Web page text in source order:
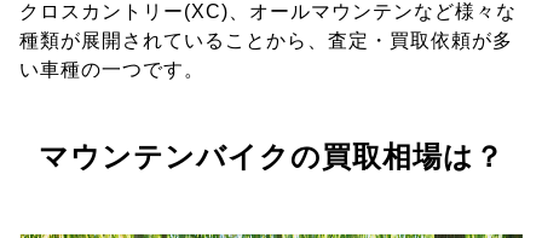
クロスカントリー(XC)、オールマウンテンなど様々な
種類が展開されていることから、査定・買取依頼が多
い車種の一つです。
マウンテンバイクの買取相場は？